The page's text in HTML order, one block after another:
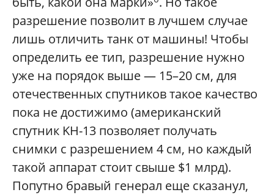
разрешение позволит в лучшем случае
лишь отличить танк от машины! Чтобы
определить ее тип, разрешение нужно
уже на порядок выше — 15–20 см, для
отечественных спутников такое качество
пока не достижимо (американский
спутник KH-13 позволяет получать
снимки с разрешением 4 см, но каждый
такой аппарат стоит свыше $1 млрд).
Попутно бравый генерал еще сказанул,